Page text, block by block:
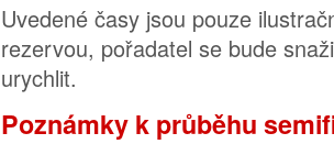
Uvedené časy jsou pouze
rezervou, pořadatel se bude
urychlit.
Poznámky k průběhu